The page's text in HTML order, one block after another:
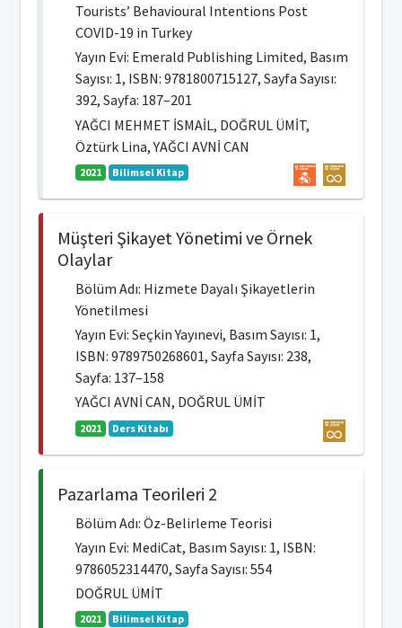
Tourists’ Behavioural Intentions Post
COVID-19 in Turkey
Yayın Evi: Emerald Publishing Limited, Basım
Sayısı: 1, ISBN: 9781800715127, Sayfa Sayısı:
392, Sayfa: 187–201
YAĞCI MEHMET İSMAİL, DOĞRUL ÜMİT,
Öztürk Lina, YAĞCI AVNİ CAN
2021 Bilimsel Kitap
Müşteri Şikayet Yönetimi ve Örnek
Olaylar
Bölüm Adı: Hizmete Dayalı Şikayetlerin
Yönetilmesi
Yayın Evi: Seçkin Yayınevi, Basım Sayısı: 1,
ISBN: 9789750268601, Sayfa Sayısı: 238,
Sayfa: 137–158
YAĞCI AVNİ CAN, DOĞRUL ÜMİT
2021 Ders Kitabı
Pazarlama Teorileri 2
Bölüm Adı: Öz-Belirleme Teorisi
Yayın Evi: MediCat, Basım Sayısı: 1, ISBN:
9786052314470, Sayfa Sayısı: 554
DOĞRUL ÜMİT
2021 Bilimsel Kitap